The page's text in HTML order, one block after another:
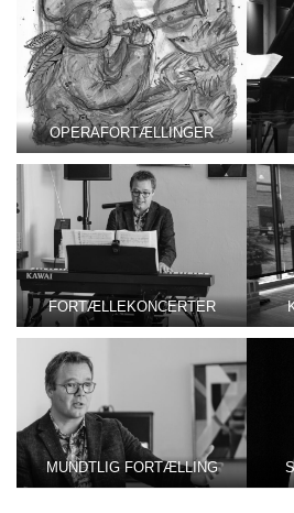
OPERAFORTÆLLINGER
FORTÆLLEKONCERTER
MUNDTLIG FORTÆLLING